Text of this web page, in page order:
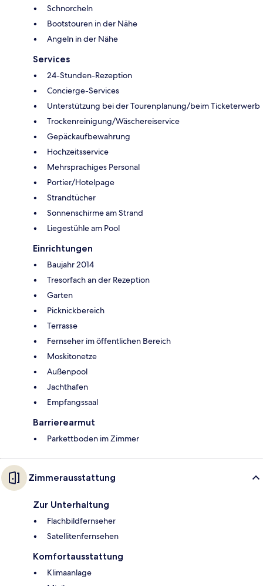
Schnorcheln
Bootstouren in der Nähe
Angeln in der Nähe
Services
24-Stunden-Rezeption
Concierge-Services
Unterstützung bei der Tourenplanung/beim Ticketerwerb
Trockenreinigung/Wäschereiservice
Gepäckaufbewahrung
Hochzeitsservice
Mehrsprachiges Personal
Portier/Hotelpage
Strandtücher
Sonnenschirme am Strand
Liegestühle am Pool
Einrichtungen
Baujahr 2014
Tresorfach an der Rezeption
Garten
Picknickbereich
Terrasse
Fernseher im öffentlichen Bereich
Moskitonetze
Außenpool
Jachthafen
Empfangssaal
Barrierearmut
Parkettboden im Zimmer
Zimmerausstattung
Zur Unterhaltung
Flachbildfernseher
Satellitenfernsehen
Komfortausstattung
Klimaanlage